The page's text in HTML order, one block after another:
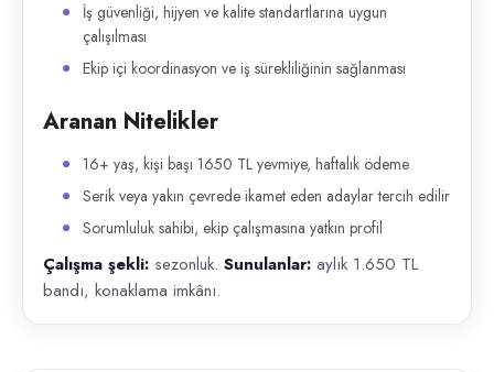
İş güvenliği, hijyen ve kalite standartlarına uygun
çalışılması
Ekip içi koordinasyon ve iş sürekliliğinin sağlanması
Aranan Nitelikler
16+ yaş, kişi başı 1650 TL yevmiye, haftalık ödeme
Serik veya yakın çevrede ikamet eden adaylar tercih edilir
Sorumluluk sahibi, ekip çalışmasına yatkın profil
Çalışma şekli: sezonluk. Sunulanlar: aylık 1.650 TL
bandı, konaklama imkânı.